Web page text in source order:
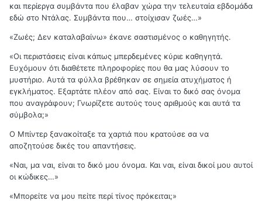
και περίεργα συμβάντα που έλαβαν χώρα την τελευταία εβδομάδα
εδώ στο Ντάλας. Συμβάντα που… στοίχισαν ζωές…»
«Ζωές; Δεν καταλαβαίνω» έκανε σαστισμένος ο καθηγητής.
«Οι περιστάσεις είναι κάπως μπερδεμένες κύριε καθηγητά.
Ευχόμουν ότι διαθέτετε πληροφορίες που θα μας λύσουν το
μυστήριο. Αυτά τα φύλλα βρέθηκαν σε σημεία ατυχήματος ή
εγκλήματος. Εξαρτάτε πλέον από σας. Είναι το δικό σας όνομα
που αναγράφουν; Γνωρίζετε αυτούς τους αριθμούς και αυτά τα
σύμβολα;»
Ο Μπίντερ ξανακοίταξε τα χαρτιά που κρατούσε σα να
αποζητούσε δικές του απαντήσεις.
«Ναι, μα ναι, είναι το δικό μου όνομα. Και ναι, είναι δικοί μου αυτοί
οι κώδικες…»
«Μπορείτε να μου πείτε περί τίνος πρόκειται;»